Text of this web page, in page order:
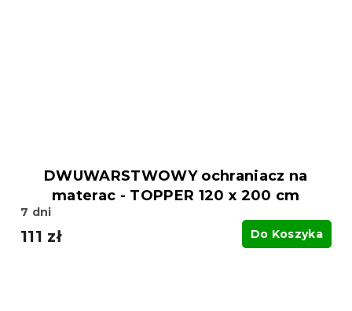
DWUWARSTWOWY ochraniacz na
materac - TOPPER 120 x 200 cm
7 dni
111 zł Do Koszyka